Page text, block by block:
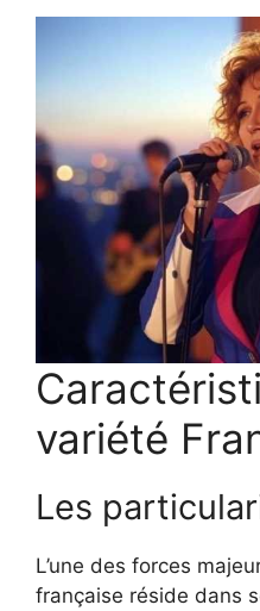
variété
Les
L’une des forces
française réside dans